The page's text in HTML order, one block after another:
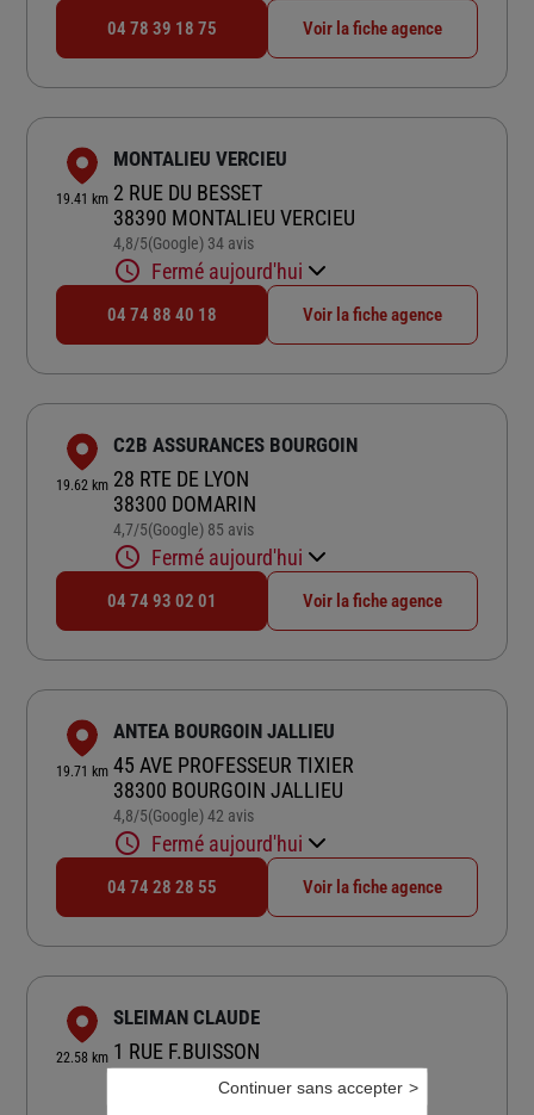
04 78 39 18 75 Voir la fiche agence
19.41 km
MONTALIEU VERCIEU
2 RUE DU BESSET
38390 MONTALIEU VERCIEU
4,8/5Note de 4.8 sur 5
(Google) 34 avis
Fermé aujourd'hui
04 74 88 40 18 Voir la fiche agence
19.62 km
C2B ASSURANCES BOURGOIN
28 RTE DE LYON
38300 DOMARIN
4,7/5Note de 4.7 sur 5
(Google) 85 avis
Fermé aujourd'hui
04 74 93 02 01 Voir la fiche agence
19.71 km
ANTEA BOURGOIN JALLIEU
45 AVE PROFESSEUR TIXIER
38300 BOURGOIN JALLIEU
4,8/5Note de 4.8 sur 5
(Google) 42 avis
Fermé aujourd'hui
04 74 28 28 55 Voir la fiche agence
22.58 km
SLEIMAN CLAUDE
1 RUE F.BUISSON
69003 LYONContinuer sans accepter